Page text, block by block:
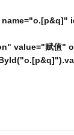
value="赋值"